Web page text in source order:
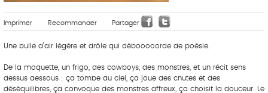
Imprimer Recommander Partager
Une bulle d’air légère et drôle qui débooooorde de poésie.
De la moquette, un frigo, des cowboys, des monstres, et un récit sens
dessus dessous : ça tombe du ciel, ça joue des chutes et des
déséquilibres, ça convoque des monstres affreux, ça choisit la douceur. Le